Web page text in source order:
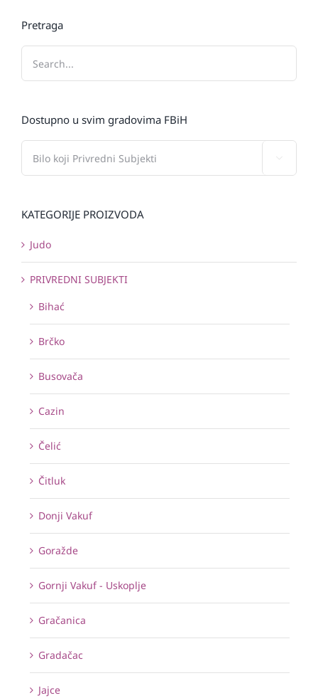
Pretraga
Dostupno u svim gradovima FBiH
KATEGORIJE PROIZVODA
Judo
PRIVREDNI SUBJEKTI
Bihać
Brčko
Busovača
Cazin
Čelić
Čitluk
Donji Vakuf
Goražde
Gornji Vakuf - Uskoplje
Gračanica
Gradačac
Jajce